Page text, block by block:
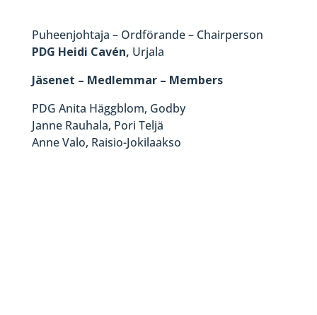
Puheenjohtaja – Ordförande – Chairperson
PDG Heidi Cavén, Urjala
Jäsenet – Medlemmar – Members
PDG Anita Häggblom, Godby
Janne Rauhala, Pori Teljä
Anne Valo, Raisio-Jokilaakso